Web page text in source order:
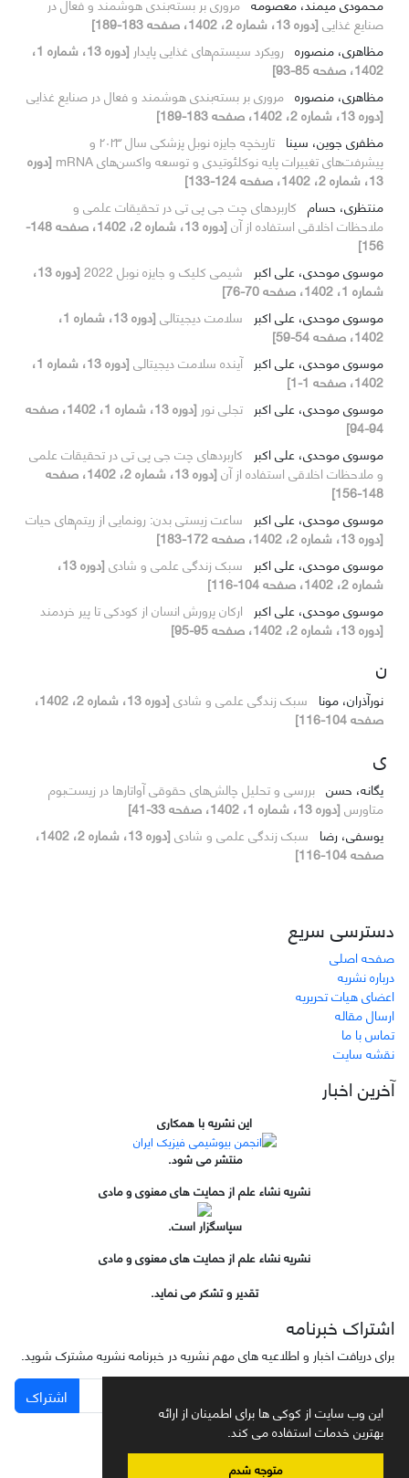
این وب سایت از کوکی ها برای اطمینان از ارائه
بهترین خدمات استفاده می کند.
متوجه شدم
صنایع غذایی [دوره 13، شماره 2، 1402، صفحه 183-189]
مظاهری، منصوره رویکرد سیستم‌های غذایی پایدار
[دوره 13، شماره 1،
1402، صفحه 85-93]
مظاهری، منصوره مروری بر بسته‌بندی هوشمند و فعال در صنایع غذایی
[دوره 13، شماره 2، 1402، صفحه 183-189]
مظفری جوین، سینا
تاریخچه جایزه نوبل پزشکی سال ۲۰۲۳ و
پیشرفت‌های تغییرات پایه نوکلئوتیدی و توسعه واکسن‌های mRNA
[دوره
13، شماره 2، 1402، صفحه 124-133]
منتظری، حسام کاربردهای چت جی پی تی در تحقیقات علمی و
ملاحظات اخلاقی استفاده از آن
[دوره 13، شماره 2، 1402، صفحه 148-
156]
موسوی موحدی، علی اکبر شیمی کلیک و جایزه نوبل 2022
[دوره 13،
شماره 1، 1402، صفحه 70-76]
موسوی موحدی، علی اکبر سلامت دیجیتالی
[دوره 13، شماره 1،
1402، صفحه 54-59]
موسوی موحدی، علی اکبر آینده سلامت دیجیتالی
[دوره 13، شماره 1،
1402، صفحه 1-1]
موسوی موحدی، علی اکبر تجلی نور
[دوره 13، شماره 1، 1402، صفحه
94-94]
موسوی موحدی، علی اکبر کاربردهای چت جی پی تی در تحقیقات علمی
و ملاحظات اخلاقی استفاده از آن
[دوره 13، شماره 2، 1402، صفحه
148-156]
موسوی موحدی، علی اکبر ساعت زیستی بدن: رونمایی از ریتم‌های حیات
[دوره 13، شماره 2، 1402، صفحه 172-183]
موسوی موحدی، علی اکبر سبک زندگی علمی و شادی
[دوره 13،
شماره 2، 1402، صفحه 104-116]
موسوی موحدی، علی اکبر ارکان پرورش انسان از کودکی تا پیر خردمند
[دوره 13، شماره 2، 1402، صفحه 95-95]
ن
نورآذران، مونا سبک زندگی علمی و شادی
[دوره 13، شماره 2، 1402،
صفحه 104-116]
ی
یگانه، حسن بررسی و تحلیل چالش‌های حقوقی آواتارها در زیست‌بوم
متاورس [دوره 13، شماره 1، 1402، صفحه 33-41]
یوسفی، رضا سبک زندگی علمی و شادی
[دوره 13، شماره 2، 1402،
صفحه 104-116]
دسترسی سریع
صفحه اصلی
درباره نشریه
اعضای هیات تحریریه
ارسال مقاله
تماس با ما
نقشه سایت
آخرین اخبار
این نشریه با همکاری
منتشر می شود.
نشریه نشاء علم از حمایت های معنوی و مادی
سپاسگزار است.
نشریه نشاء علم از حمایت های معنوی و مادی
تقدیر و تشکر می نماید.
اشتراک خبرنامه
برای دریافت اخبار و اطلاعیه های مهم نشریه در خبرنامه نشریه مشترک شوید.
اشتراک